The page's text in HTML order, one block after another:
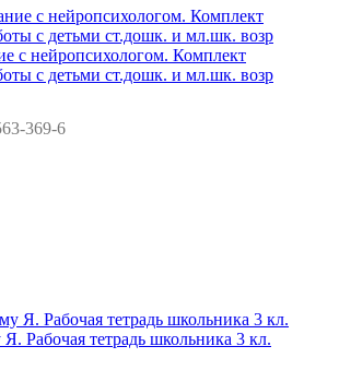
с нейропсихологом. Комплект
с детьми ст.дошк. и мл.шк. возр
369-6
Рабочая тетрадь школьника 3 кл.